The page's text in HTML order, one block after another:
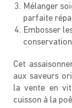
Mélanger
parfaite
Embosser
Cet
aux saveurs
la vente en
cuisson à la